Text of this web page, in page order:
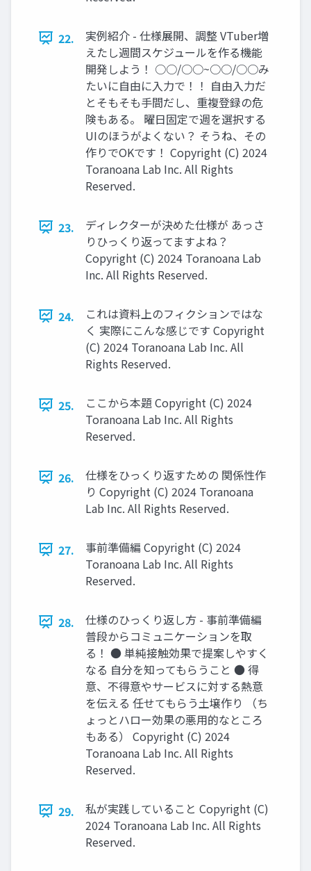
22.
実例紹介 - 仕様展開、調整 VTuber増
えたし週間スケジュールを作る機能
開発しよう！ ○○/○○~○○/○○み
たいに自由に入力で！！ 自由入力だ
とそもそも手間だし、重複登録の危
険もある。 曜日固定で週を選択する
UIのほうがよくない？ そうね、その
作りでOKです！ Copyright (C) 2024
Toranoana Lab Inc. All Rights
Reserved.
23.
ディレクターが決めた仕様が あっさ
りひっくり返ってますよね？
Copyright (C) 2024 Toranoana Lab
Inc. All Rights Reserved.
24.
これは資料上のフィクションではな
く 実際にこんな感じです Copyright
(C) 2024 Toranoana Lab Inc. All
Rights Reserved.
25.
ここから本題 Copyright (C) 2024
Toranoana Lab Inc. All Rights
Reserved.
26.
仕様をひっくり返すための 関係性作
り Copyright (C) 2024 Toranoana
Lab Inc. All Rights Reserved.
27.
事前準備編 Copyright (C) 2024
Toranoana Lab Inc. All Rights
Reserved.
28.
仕様のひっくり返し方 - 事前準備編
普段からコミュニケーションを取
る！ ● 単純接触効果で提案しやすく
なる 自分を知ってもらうこと ● 得
意、不得意やサービスに対する熱意
を伝える 任せてもらう土壌作り （ち
ょっとハロー効果の悪用的なところ
もある） Copyright (C) 2024
Toranoana Lab Inc. All Rights
Reserved.
29.
私が実践していること Copyright (C)
2024 Toranoana Lab Inc. All Rights
Reserved.